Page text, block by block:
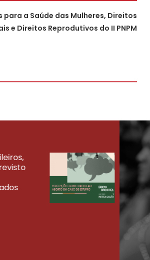
para a Saúde das Mulheres, Direitos
e Direitos Reprodutivos do II PNPM
23